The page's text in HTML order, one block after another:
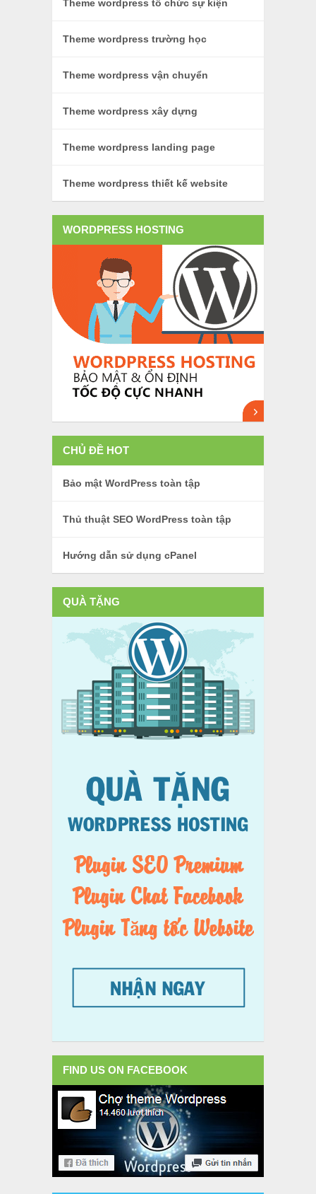
Theme wordpress tổ chức sự kiện
Theme wordpress trường học
Theme wordpress vận chuyển
Theme wordpress xây dựng
Theme wordpress landing page
Theme wordpress thiết kế website
WORDPRESS HOSTING
CHỦ ĐỀ HOT
Bảo mật WordPress toàn tập
Thủ thuật SEO WordPress toàn tập
Hướng dẫn sử dụng cPanel
QUÀ TẶNG
FIND US ON FACEBOOK